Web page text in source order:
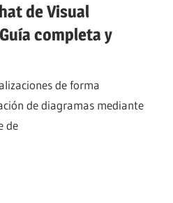
de Visual
completa y
de forma
de diagramas mediante
de